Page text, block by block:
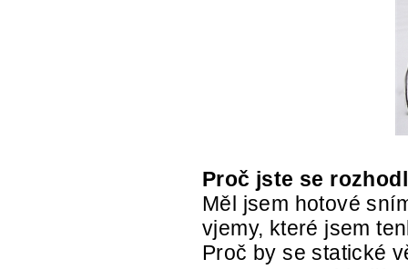
Proč jste se
Měl jsem hotové
vjemy, které jsem
Proč by se statické